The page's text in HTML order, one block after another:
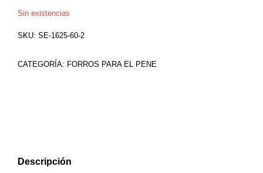
Sin existencias
SKU: SE-1625-60-2
CATEGORÍA: FORROS PARA EL PENE
Descripción